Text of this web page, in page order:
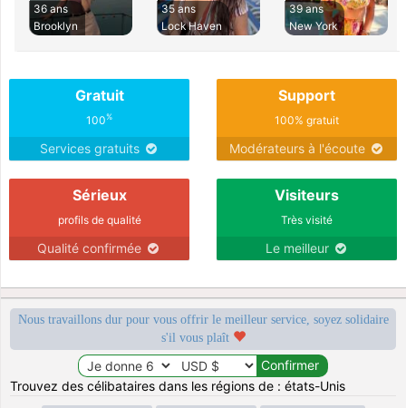
36 ans
Brooklyn
35 ans
Lock Haven
39 ans
New York
Gratuit
100%
Services gratuits
Support
100% gratuit
Modérateurs à l'écoute
Sérieux
profils de qualité
Qualité confirmée
Visiteurs
Très visité
Le meilleur
Nous travaillons dur pour vous offrir le meilleur service, soyez solidaire
s'il vous plaît
Trouvez des célibataires dans les régions de : états-Unis